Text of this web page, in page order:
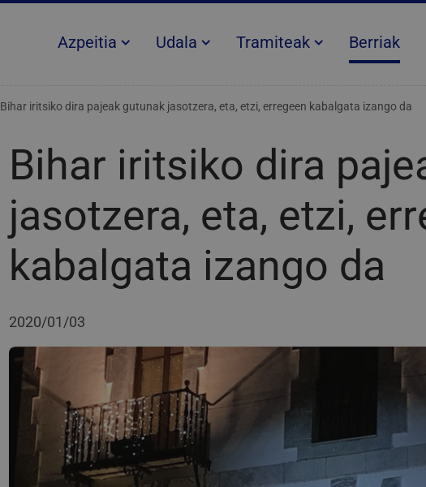
Azpeitia Udala Tramiteak Berriak
Bihar iritsiko dira pajeak gutunak jasotzera, eta, etzi, erregeen kabalgata izango da
Bihar iritsiko dira
jasotzera, eta, etzi,
kabalgata izango da
2020/01/03